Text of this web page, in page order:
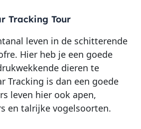
Tracking Tour
leven in de schitterende
Hier heb je een goede
dieren te
Tracking is dan een goede
leven hier ook apen,
en talrijke vogelsoorten.